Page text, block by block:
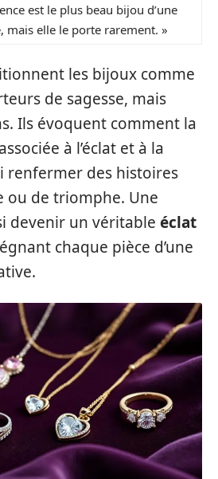
est le plus beau bijou d’une
mais elle le porte rarement. »
les bijoux comme
de sagesse, mais
Ils évoquent comment la
à l’éclat et à la
renfermer des histoires
ou de triomphe. Une
devenir un véritable éclat
chaque pièce d’une